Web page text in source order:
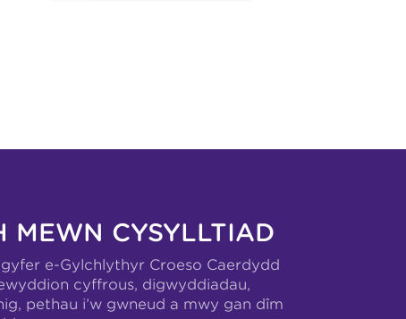
MEWN CYSYLLTIAD
e-Gylchlythyr Croeso Caerdydd
cyffrous, digwyddiadau,
pethau i’w gwneud a mwy gan dîm